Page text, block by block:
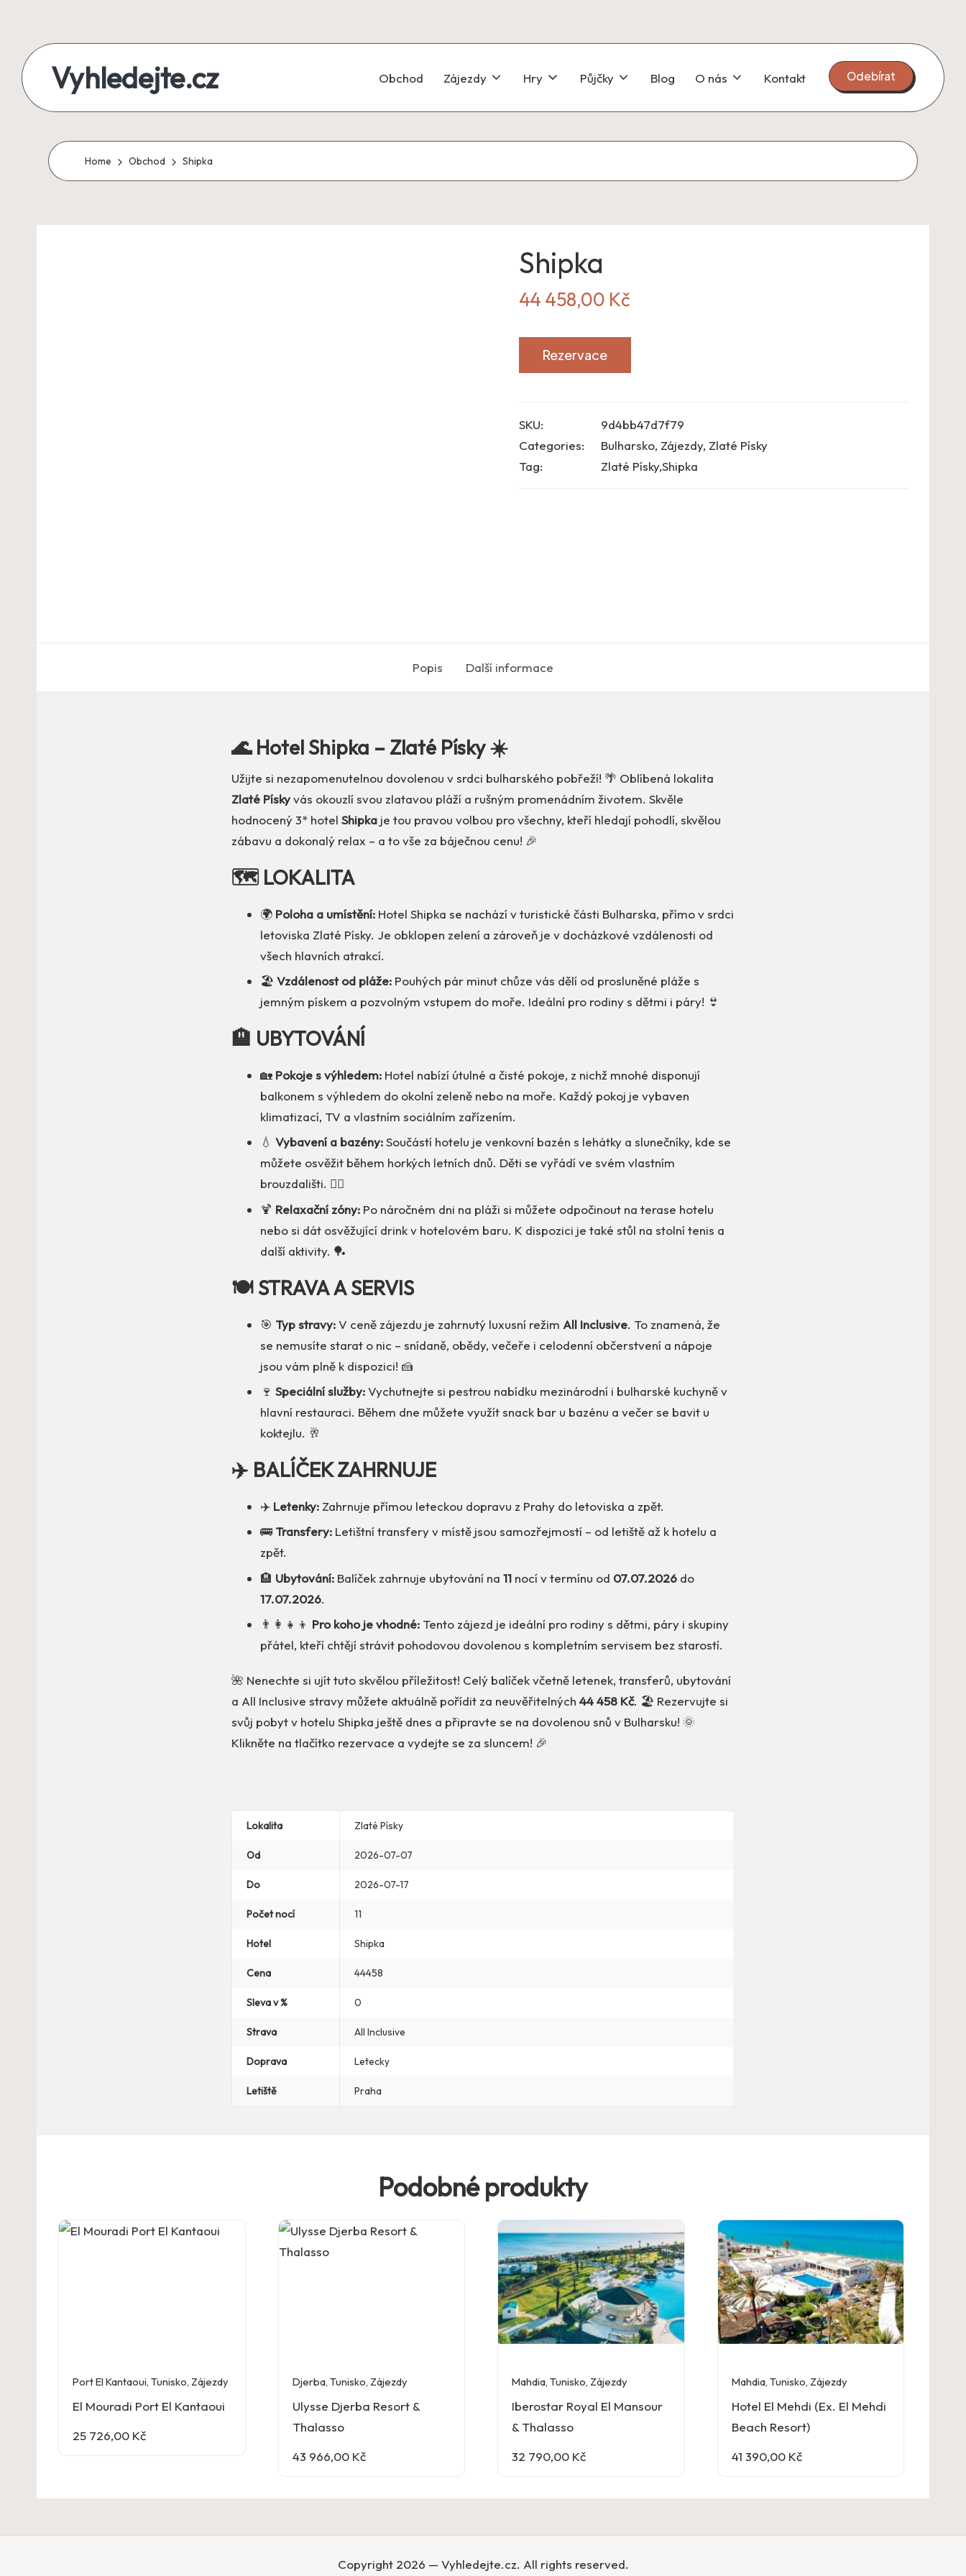
content
Vyhledejte.cz
produkty
i
Obchod Zájezdy Hry Půjčky Blog O nás Kontakt Odebírat
Home Obchod Shipka
Shipka
44 458,00 Kč
Rezervace
SKU:
9d4bb47d7f79
Categories:
Bulharsko, Zájezdy, Zlaté Písky
Tag:
Zlaté Písky,Shipka
Popis Další informace
🌊 Hotel Shipka – Zlaté Písky ☀️
Užijte si nezapomenutelnou dovolenou v srdci bulharského pobřeží! 🌴 Oblíbená lokalita
Zlaté Pískyvás okouzlí svou zlatavou pláží a rušným promenádním životem. Skvěle
hodnocený 3* hotel Shipka je tou pravou volbou pro všechny, kteří hledají pohodlí, skvělou
zábavu a dokonalý relax – a to vše za báječnou cenu! 🎉
🗺️ LOKALITA
🌍 Poloha a umístění: Hotel Shipka se nachází v turistické části Bulharska, přímo v srdci
letoviska Zlaté Písky. Je obklopen zelení a zároveň je v docházkové vzdálenosti od
všech hlavních atrakcí.
🏖️ Vzdálenost od pláže: Pouhých pár minut chůze vás dělí od prosluněné pláže s
jemným pískem a pozvolným vstupem do moře. Ideální pro rodiny s dětmi i páry! 👙
🏨 UBYTOVÁNÍ
🏡 Pokoje s výhledem: Hotel nabízí útulné a čisté pokoje, z nichž mnohé disponují
balkonem s výhledem do okolní zeleně nebo na moře. Každý pokoj je vybaven
klimatizací, TV a vlastním sociálním zařízením.
💧 Vybavení a bazény:Součástí hotelu je venkovní bazén s lehátky a slunečníky, kde se
můžete osvěžit během horkých letních dnů. Děti se vyřádí ve svém vlastním
brouzdališti. 🏊‍♂️
🍹 Relaxační zóny: Po náročném dni na pláži si můžete odpočinout na terase hotelu
nebo si dát osvěžující drink v hotelovém baru. K dispozici je také stůl na stolní tenis a
další aktivity. 🏓
🍽️ STRAVA A SERVIS
🎯 Typ stravy:V ceně zájezdu je zahrnutý luxusní režim All Inclusive. To znamená, že
se nemusíte starat o nic – snídaně, obědy, večeře i celodenní občerstvení a nápoje
jsou vám plně k dispozici! 🍰
🍷 Speciální služby:Vychutnejte si pestrou nabídku mezinárodní i bulharské kuchyně v
hlavní restauraci. Během dne můžete využít snack bar u bazénu a večer se bavit u
koktejlu. 🥂
✈️ BALÍČEK ZAHRNUJE
✈️ Letenky: Zahrnuje přímou leteckou dopravu z Prahy do letoviska a zpět.
🚌 Transfery: Letištní transfery v místě jsou samozřejmostí – od letiště až k hotelu a
zpět.
🏨 Ubytování: Balíček zahrnuje ubytování na 11 nocí v termínu od 07.07.2026 do
17.07.2026.
👨‍👩‍👧‍👦 Pro koho je vhodné: Tento zájezd je ideální pro rodiny s dětmi, páry i skupiny
přátel, kteří chtějí strávit pohodovou dovolenou s kompletním servisem bez starostí.
🌺 Nenechte si ujít tuto skvělou příležitost! Celý balíček včetně letenek, transferů, ubytování
a All Inclusive stravy můžete aktuálně pořídit za neuvěřitelných 44 458 Kč. 🏖️ Rezervujte si
svůj pobyt v hotelu Shipka ještě dnes a připravte se na dovolenou snů v Bulharsku! 🌞
Klikněte na tlačítko rezervace a vydejte se za sluncem! 🎉
Lokalita Zlaté Písky
Od 2026-07-07
Do 2026-07-17
Počet nocí 11
Hotel Shipka
Cena 44458
Sleva v % 0
Strava All Inclusive
Doprava Letecky
Letiště Praha
Podobné produkty
Port El Kantaoui, Tunisko, Zájezdy
El Mouradi Port El Kantaoui
25 726,00 Kč
Djerba, Tunisko, Zájezdy
Ulysse Djerba Resort &
Thalasso
43 966,00 Kč
Mahdia,Tunisko, Zájezdy
Iberostar Royal El Mansour
& Thalasso
32 790,00 Kč
Mahdia, Tunisko, Zájezdy
Hotel El Mehdi (Ex. El Mehdi
Beach Resort)
41 390,00 Kč
Copyright 2026 — Vyhledejte.cz. All rights reserved.